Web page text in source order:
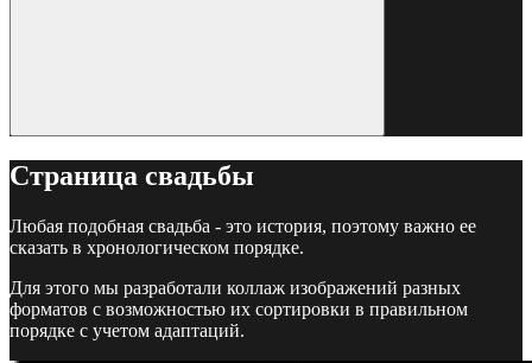
Страница свадьбы
Любая подобная свадьба - это история, поэтому важно ее
сказать в хронологическом порядке.
Для этого мы разработали коллаж изображений разных
форматов с возможностью их сортировки в правильном
порядке с учетом адаптаций.